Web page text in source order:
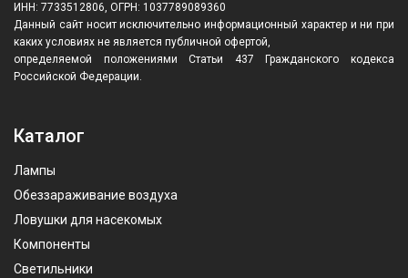
ИНН: 7733512806, ОГРН: 1037789089360
Данный сайт носит исключительно информационный характер и ни при
каких условиях не является публичной офертой,
определяемой положениями Статьи 437 Гражданского кодекса
Российской Федерации.
Каталог
Лампы
Обеззараживание воздуха
Ловушки для насекомых
Компоненты
Светильники